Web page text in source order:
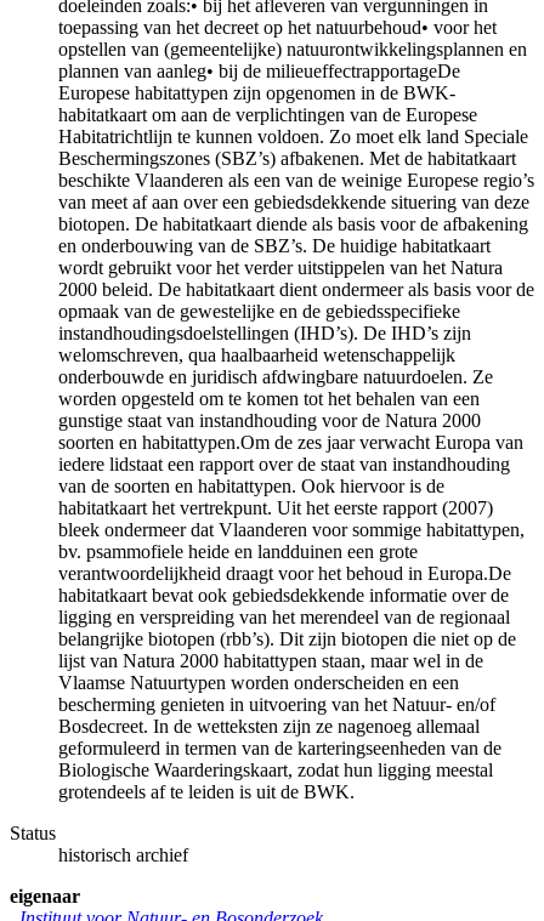
doeleinden zoals:• bij het afleveren van vergunningen in
toepassing van het decreet op het natuurbehoud• voor het
opstellen van (gemeentelijke) natuurontwikkelingsplannen en
plannen van aanleg• bij de milieueffectrapportageDe
Europese habitattypen zijn opgenomen in de BWK-
habitatkaart om aan de verplichtingen van de Europese
Habitatrichtlijn te kunnen voldoen. Zo moet elk land Speciale
Beschermingszones (SBZ’s) afbakenen. Met de habitatkaart
beschikte Vlaanderen als een van de weinige Europese regio’s
van meet af aan over een gebiedsdekkende situering van deze
biotopen. De habitatkaart diende als basis voor de afbakening
en onderbouwing van de SBZ’s. De huidige habitatkaart
wordt gebruikt voor het verder uitstippelen van het Natura
2000 beleid. De habitatkaart dient ondermeer als basis voor de
opmaak van de gewestelijke en de gebiedsspecifieke
instandhoudingsdoelstellingen (IHD’s). De IHD’s zijn
welomschreven, qua haalbaarheid wetenschappelijk
onderbouwde en juridisch afdwingbare natuurdoelen. Ze
worden opgesteld om te komen tot het behalen van een
gunstige staat van instandhouding voor de Natura 2000
soorten en habitattypen.Om de zes jaar verwacht Europa van
iedere lidstaat een rapport over de staat van instandhouding
van de soorten en habitattypen. Ook hiervoor is de
habitatkaart het vertrekpunt. Uit het eerste rapport (2007)
bleek ondermeer dat Vlaanderen voor sommige habitattypen,
bv. psammofiele heide en landduinen een grote
verantwoordelijkheid draagt voor het behoud in Europa.De
habitatkaart bevat ook gebiedsdekkende informatie over de
ligging en verspreiding van het merendeel van de regionaal
belangrijke biotopen (rbb’s). Dit zijn biotopen die niet op de
lijst van Natura 2000 habitattypen staan, maar wel in de
Vlaamse Natuurtypen worden onderscheiden en een
bescherming genieten in uitvoering van het Natuur- en/of
Bosdecreet. In de wetteksten zijn ze nagenoeg allemaal
geformuleerd in termen van de karteringseenheden van de
Biologische Waarderingskaart, zodat hun ligging meestal
grotendeels af te leiden is uit de BWK.
Status
historisch archief
eigenaar